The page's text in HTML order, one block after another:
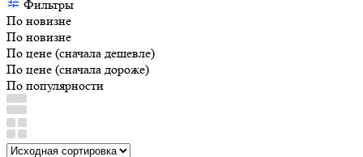
Фильтры
По новизне
По новизне
По цене (сначала дешевле)
По цене (сначала дороже)
По популярности